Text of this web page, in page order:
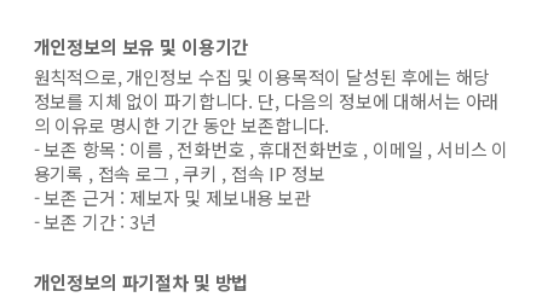
개인정보의 보유 및 이용기간
원칙적으로, 개인정보 수집 및 이용목적이 달성된 후에는 해당
정보를 지체 없이 파기합니다. 단, 다음의 정보에 대해서는 아래
의 이유로 명시한 기간 동안 보존합니다.
- 보존 항목 : 이름 , 전화번호 , 휴대전화번호 , 이메일 , 서비스 이
용기록 , 접속 로그 , 쿠키 , 접속 IP 정보
- 보존 근거 : 제보자 및 제보내용 보관
- 보존 기간 : 3년
개인정보의 파기절차 및 방법